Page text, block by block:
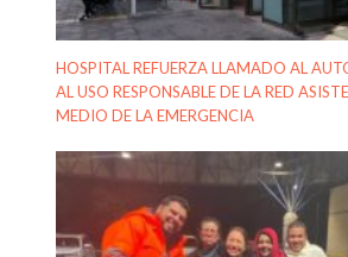
HOSPITAL REFUERZA LLAMADO AL
AL USO RESPONSABLE DE LA RED
MEDIO DE LA EMERGENCIA